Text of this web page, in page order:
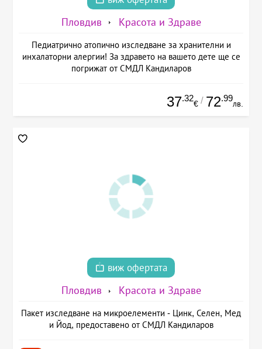
Пловдив Красота и Здраве
Педиатрично атопично изследване за хранителни и
инхалаторни алергии! За здравето на вашето дете ще се
погрижат от СМДЛ Кандиларов
37.32
€ / 72.99
лв.
виж офертата
Пловдив Красота и Здраве
Пакет изследване на микроелементи - Цинк, Селен, Мед
и Йод, предоставено от СМДЛ Кандиларов